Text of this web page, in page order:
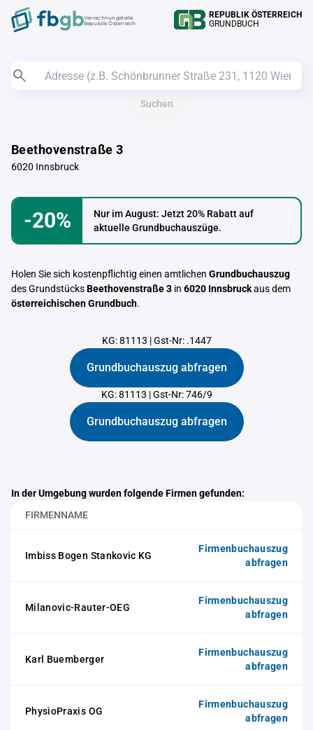
Verrechnungstelle
Republik Österreich
REPUBLIK ÖSTERREICH
GRUNDBUCH
Suchen
Beethovenstraße 3
6020 Innsbruck
-20%
Nur im August: Jetzt 20% Rabatt auf
aktuelle Grundbuchauszüge.
Holen Sie sich kostenpflichtig einen amtlichen Grundbuchauszug
des GrundstücksBeethovenstraße 3 in 6020 Innsbruckaus dem
österreichischen Grundbuch.
KG: 81113 |Gst-Nr: .1447
Grundbuchauszug abfragen
KG: 81113 |Gst-Nr: 746/9
Grundbuchauszug abfragen
In der Umgebung wurden folgende Firmen gefunden:
FIRMENNAME
Imbiss Bogen Stankovic KG
Firmenbuchauszug
abfragen
Milanovic-Rauter-OEG
Firmenbuchauszug
abfragen
Karl Buemberger
Firmenbuchauszug
abfragen
PhysioPraxis OG
Firmenbuchauszug
abfragen